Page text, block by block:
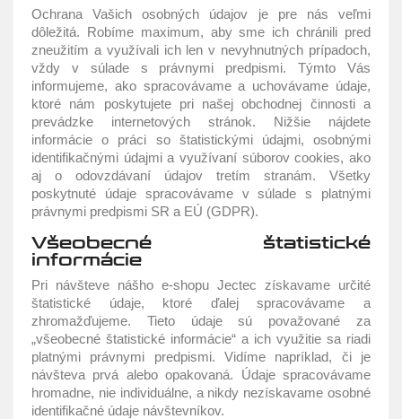
Ochrana Vašich osobných údajov je pre nás veľmi
dôležitá. Robíme maximum, aby sme ich chránili pred
zneužitím a využívali ich len v nevyhnutných prípadoch,
vždy v súlade s právnymi predpismi. Týmto Vás
informujeme, ako spracovávame a uchovávame údaje,
ktoré nám poskytujete pri našej obchodnej činnosti a
prevádzke internetových stránok. Nižšie nájdete
informácie o práci so štatistickými údajmi, osobnými
identifikačnými údajmi a využívaní súborov cookies, ako
aj o odovzdávaní údajov tretím stranám. Všetky
poskytnuté údaje spracovávame v súlade s platnými
právnymi predpismi SR a EÚ (GDPR).
Všeobecné štatistické
informácie
Pri návšteve nášho e-shopu Jectec získavame určité
štatistické údaje, ktoré ďalej spracovávame a
zhromažďujeme. Tieto údaje sú považované za
„všeobecné štatistické informácie“ a ich využitie sa riadi
platnými právnymi predpismi. Vidíme napríklad, či je
návšteva prvá alebo opakovaná. Údaje spracovávame
hromadne, nie individuálne, a nikdy nezískavame osobné
identifikačné údaje návštevníkov.